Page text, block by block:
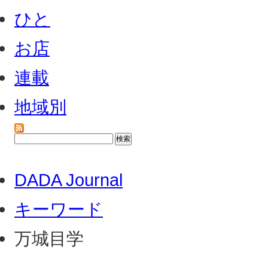
ひと
お店
連載
地域別
DADA Journal
キーワード
万城目学